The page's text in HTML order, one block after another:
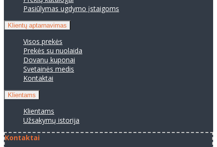
Pasiūlymas ugdymo įstaigoms
Klientų aptarnavimas
Visos prekės
Prekės su nuolaida
Dovanų kuponai
Svetainės medis
Kontaktai
Klientams
Klientams
Užsakymų istorija
Kontaktai